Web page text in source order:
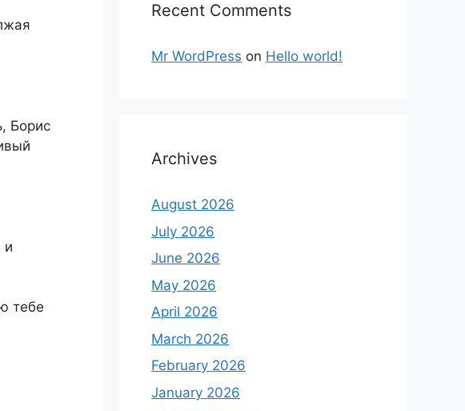
Борис
и
тебе
Recent Comments
Mr WordPress on Hello world!
Archives
August 2026
July 2026
June 2026
May 2026
April 2026
March 2026
February 2026
January 2026